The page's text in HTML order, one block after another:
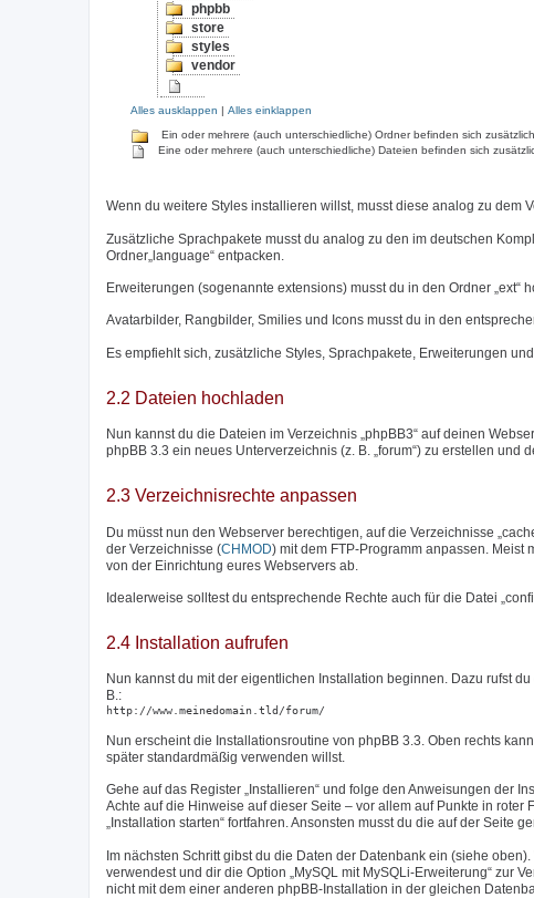
phpbb
store
styles
vendor
Alles ausklappen
Alles einklappen
Ein oder mehrere (auch unterschiedliche) Ordner befinden sich
Eine oder mehrere (auch unterschiedliche) Dateien befinden sich
Wenn du weitere Styles installieren willst, musst diese analog zu dem
Zusätzliche Sprachpakete musst du analog zu den im deutschen
Ordner„language“ entpacken.
Erweiterungen (sogenannte extensions) musst du in den Ordner „ext“
Avatarbilder, Rangbilder, Smilies und Icons musst du in den
Es empfiehlt sich, zusätzliche Styles, Sprachpakete, Erweiterungen
2.2 Dateien hochladen
Nun kannst du die Dateien im Verzeichnis „phpBB3“ auf deinen
phpBB 3.3 ein neues Unterverzeichnis (z. B. „forum“) zu erstellen und
2.3 Verzeichnisrechte anpassen
Du müsst nun den Webserver berechtigen, auf die Verzeichnisse
der Verzeichnisse (CHMOD) mit dem FTP-Programm anpassen.
von der Einrichtung eures Webservers ab.
Idealerweise solltest du entsprechende Rechte auch für die Datei
2.4 Installation aufrufen
Nun kannst du mit der eigentlichen Installation beginnen. Dazu rufst
B.:
http://www.meinedomain.tld/forum/
Nun erscheint die Installationsroutine von phpBB 3.3. Oben rechts
später standardmäßig verwenden willst.
Gehe auf das Register „Installieren“ und folge den Anweisungen der
Achte auf die Hinweise auf dieser Seite – vor allem auf Punkte in
„Installation starten“ fortfahren. Ansonsten musst du die auf der Seite
Im nächsten Schritt gibst du die Daten der Datenbank ein (siehe
verwendest und dir die Option „MySQL mit MySQLi-Erweiterung“ zur
nicht mit dem einer anderen phpBB-Installation in der gleichen